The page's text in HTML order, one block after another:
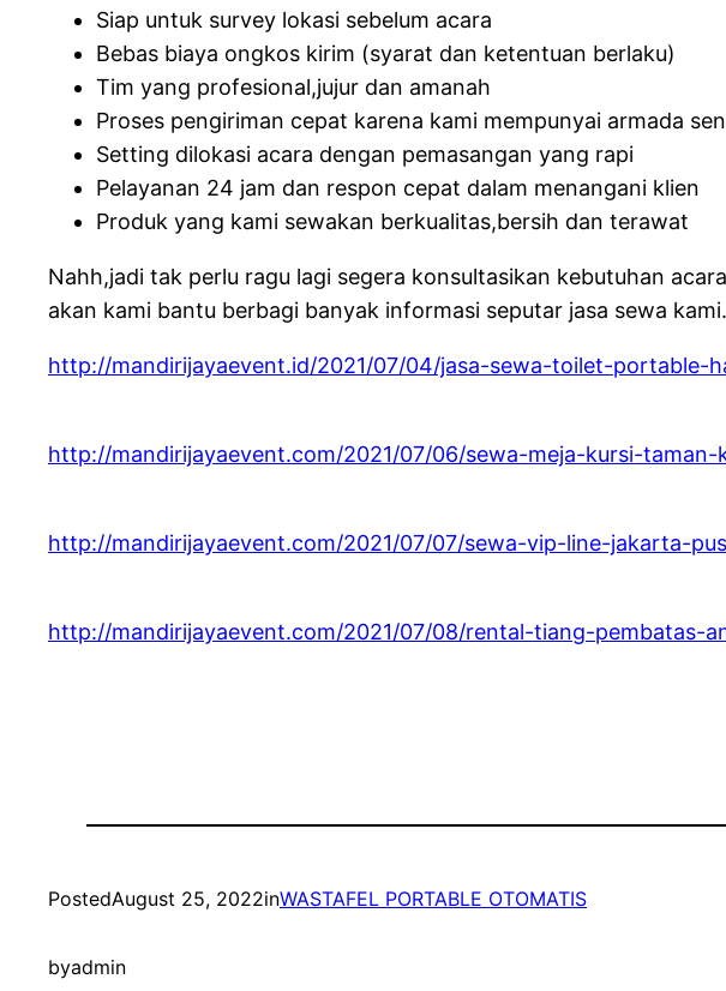
Siap untuk survey lokasi sebelum acara
Bebas biaya ongkos kirim (syarat dan ketentuan berlaku)
Tim yang profesional,jujur dan amanah
Proses pengiriman cepat karena kami mempunyai armada
Setting dilokasi acara dengan pemasangan yang rapi
Pelayanan 24 jam dan respon cepat dalam menangani klien
Produk yang kami sewakan berkualitas,bersih dan terawat
Nahh,jadi tak perlu ragu lagi segera konsultasikan kebutuhan
akan kami bantu berbagi banyak informasi seputar jasa sewa kami.
http://mandirijayaevent.id/2021/07/04/jasa-sewa-toilet-portable-
http://mandirijayaevent.com/2021/07/06/sewa-meja-kursi-taman-
http://mandirijayaevent.com/2021/07/07/sewa-vip-line-jakarta-
http://mandirijayaevent.com/2021/07/08/rental-tiang-pembatas-
PostedAugust 25, 2022inWASTAFEL PORTABLE OTOMATIS
byadmin